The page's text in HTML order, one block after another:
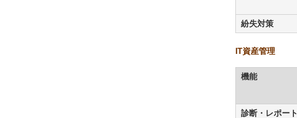
紛失対策
IT資産管理
機能
診断・レポート